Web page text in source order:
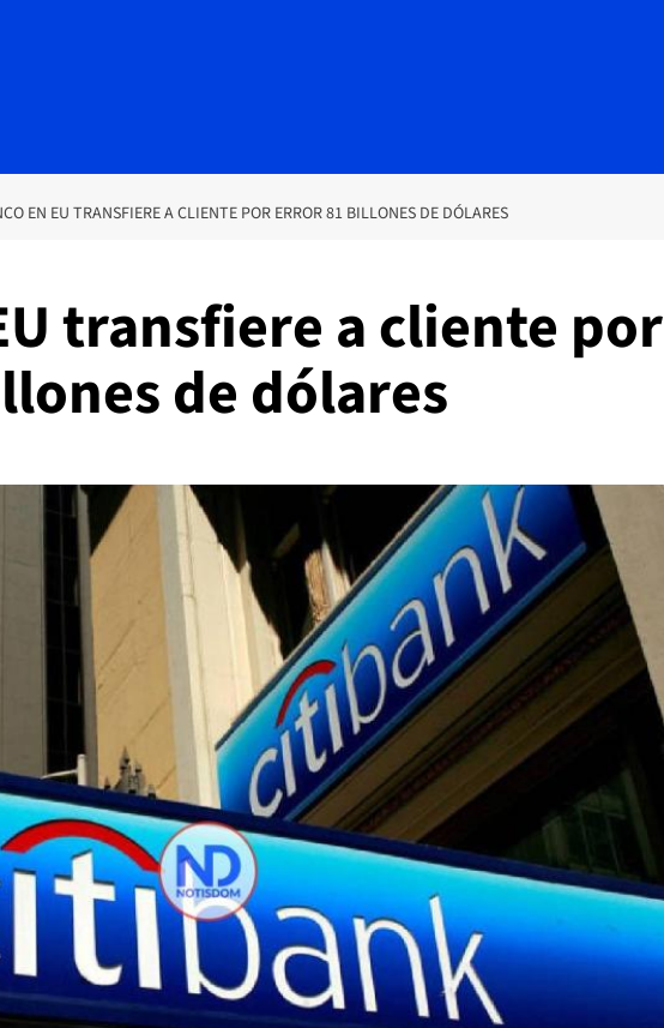
EN EU TRANSFIERE A CLIENTE POR ERROR 81 BILLONES DE DÓLARES
transfiere a cliente por
de dólares